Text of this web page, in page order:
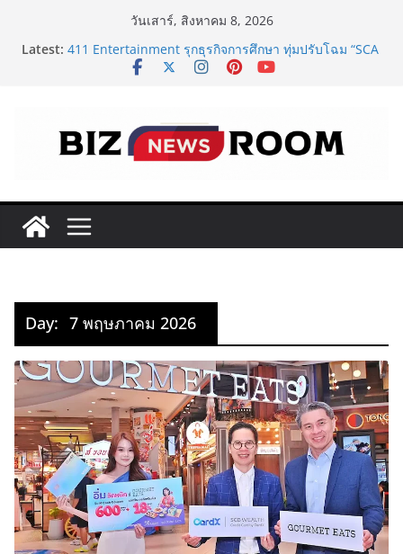
วันเสาร์, สิงหาคม 8, 2026
Latest: 411 Entertainment รุกธุรกิจการศึกษา ทุ่มปรับโฉม “SCA
PLUS” ยกระดับสถาบันสอนศิลปะการแสดงสู่มาตรฐาน
เลกชันแรก รังสรรค์ “ผ้าลายน้ำไหล” สู่ชิ้นงานศิลปะสะสม
สุดลิมิเต็ด ถ่ายทอดภูมิปัญญาท้องถิ่นสู่สุนทรียภาพระดับ
สากล
ททท. จับมือ TransNusa Airline – Traveloka ยกระดับ
การเชื่อมโยงไทย–อินโดนีเซีย ดันไทยสู่จุดหมายปลายทาง
คุณภาพ เชื่อม Asean Tourism และ Muslim-Friendly
แคมเปญ ‘#มากกว่ามหกรรมกีฬา ALL IN ASIAN GAMES’
Day: 7 พฤษภาคม 2026